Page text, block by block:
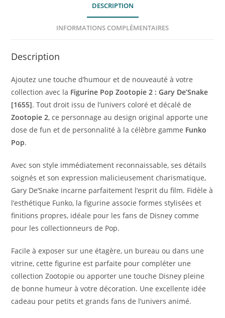
DESCRIPTION
INFORMATIONS COMPLÉMENTAIRES
Description
Ajoutez une touche d’humour et de nouveauté à votre
collection avec la Figurine Pop Zootopie 2 : Gary De’Snake
[1655]. Tout droit issu de l’univers coloré et décalé de
Zootopie 2, ce personnage au design original apporte une
dose de fun et de personnalité à la célèbre gamme Funko
Pop.
Avec son style immédiatement reconnaissable, ses détails
soignés et son expression malicieusement charismatique,
Gary De’Snake incarne parfaitement l’esprit du film. Fidèle à
l’esthétique Funko, la figurine associe formes stylisées et
finitions propres, idéale pour les fans de Disney comme
pour les collectionneurs de Pop.
Facile à exposer sur une étagère, un bureau ou dans une
vitrine, cette figurine est parfaite pour compléter une
collection Zootopie ou apporter une touche Disney pleine
de bonne humeur à votre décoration. Une excellente idée
cadeau pour petits et grands fans de l’univers animé.